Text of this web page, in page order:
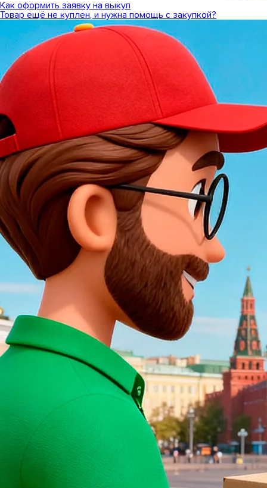
Как оформить заявку на выкуп
Товар ещё не куплен, и нужна помощь с закупкой?